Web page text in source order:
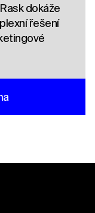
dokáže
řešení